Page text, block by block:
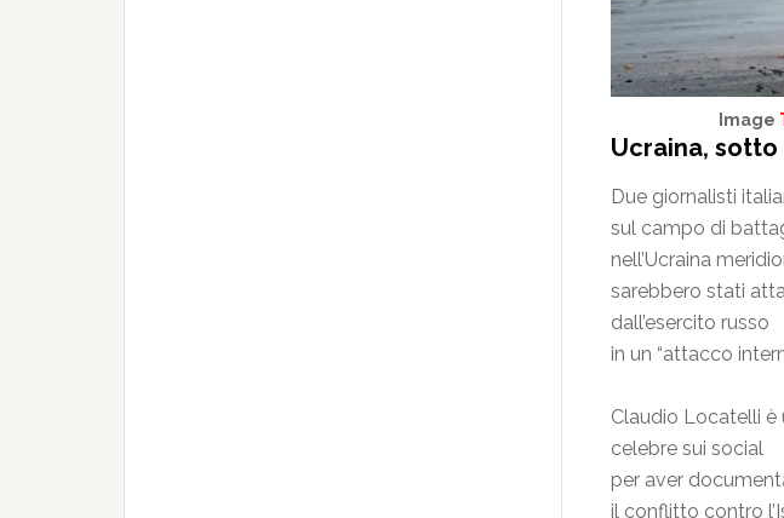
Image
Ucraina,
Due giornalisti
sul campo di
nell’Ucraina
sarebbero stati
dall’esercito russo
in un “attacco
Claudio Locatelli è
celebre sui social
per aver
il conflitto contro